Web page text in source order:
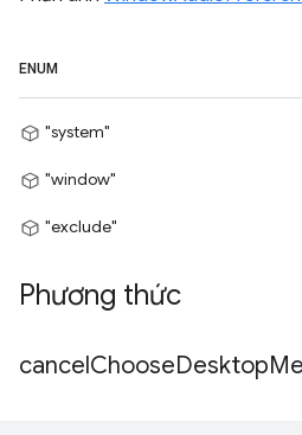
ENUM
"system"
"window"
"exclude"
Phương thức
cancelChooseDesktop